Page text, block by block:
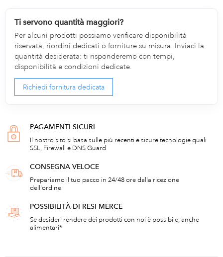
Ti servono quantità maggiori?
Per alcuni prodotti possiamo verificare disponibilità
riservata, riordini dedicati o forniture su misura. Inviaci la
quantità desiderata: ti risponderemo con tempi,
disponibilità e condizioni dedicate.
Richiedi fornitura dedicata
PAGAMENTI SICURI
Il nostro sito si basa sulle più recenti e sicure tecnologie quali
SSL, Firewall e DNS Guard
CONSEGNA VELOCE
Prepariamo il tuo pacco in 24/48 ore dalla ricezione
dell'ordine
POSSIBILITÀ DI RESI MERCE
Se desideri rendere dei prodotti con noi è possibile, anche
alimentari*